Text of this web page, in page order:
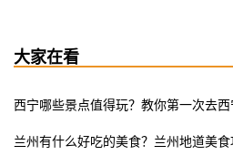
大家在看
西宁哪些景点值得玩？教你第一次去
兰州有什么好吃的美食？兰州地道美